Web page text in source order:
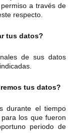
a través de
respecto.
tus datos?
de sus datos
tus datos?
durante el tiempo
los que fueron
periodo de